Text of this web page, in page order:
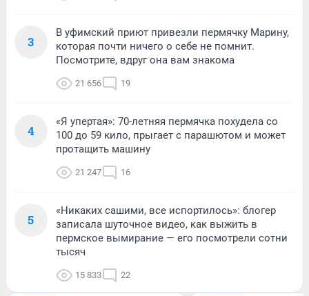
3
В уфимский приют привезли пермячку Марину,
которая почти ничего о себе не помнит.
Посмотрите, вдруг она вам знакома
21 656 19
4
«Я упертая»: 70-летняя пермячка похудела со
100 до 59 кило, прыгает с парашютом и может
протащить машину
21 247 16
5
«Никаких сашими, все испортилось»: блогер
записала шуточное видео, как выжить в
пермское вымирание — его посмотрели сотни
тысяч
15 833 22